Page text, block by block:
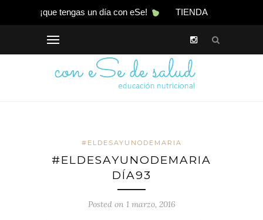
¡que tengas un día con eSe! TIENDA
#ELDESAYUNODEMARIA
#ELDESAYUNODEMARIA
DÍA93
Posted on 1 marzo, 2016